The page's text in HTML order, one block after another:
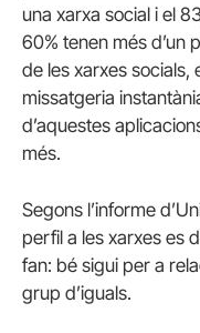
una xarxa social i el
60% tenen més d’un
de les xarxes socials,
missatgeria
d’aquestes
més.
Segons l’informe
perfil a les xarxes es
fan: bé sigui per a
grup d’iguals.